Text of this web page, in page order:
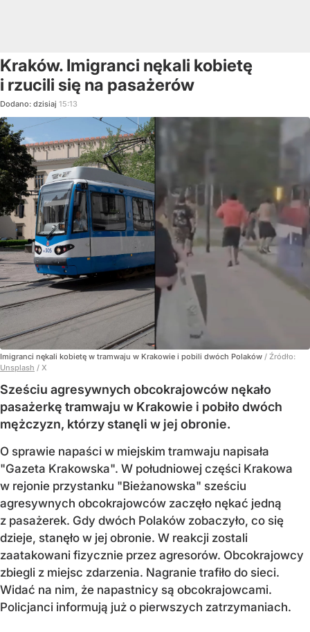
Kraków. Imigranci nękali kobietę
i rzucili się na pasażerów
Dodano: dzisiaj 15:13
Imigranci nękali kobietę w tramwaju w Krakowie i pobili dwóch Polaków / Źródło:
Unsplash / X
Sześciu agresywnych obcokrajowców nękało
pasażerkę tramwaju w Krakowie i pobiło dwóch
mężczyzn, którzy stanęli w jej obronie.
O sprawie napaści w miejskim tramwaju napisała
"Gazeta Krakowska". W południowej części Krakowa
w rejonie przystanku "Bieżanowska" sześciu
agresywnych obcokrajowców zaczęło nękać jedną
z pasażerek. Gdy dwóch Polaków zobaczyło, co się
dzieje, stanęło w jej obronie. W reakcji zostali
zaatakowani fizycznie przez agresorów. Obcokrajowcy
zbiegli z miejsc zdarzenia. Nagranie trafiło do sieci.
Widać na nim, że napastnicy są obcokrajowcami.
Policjanci informują już o pierwszych zatrzymaniach.